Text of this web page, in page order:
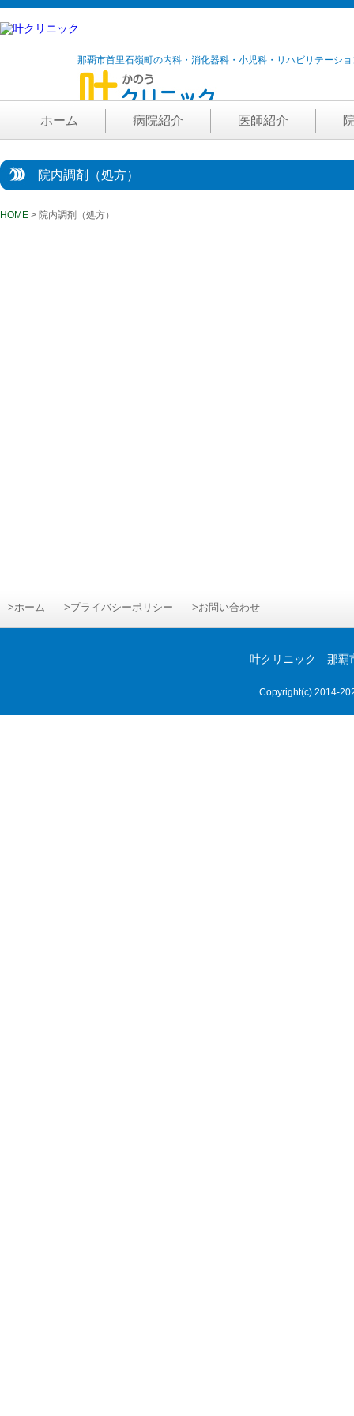
那覇市首里石嶺町の内科・消化器科・小児科・リハビリテーシ
ホーム 病院紹介 医師紹介
院内調剤（処方）
HOME > 院内調剤（処方）
>ホーム >プライバシーポリシー >お問い合わせ
叶クリニック 那覇
Copyright(c) 2014-